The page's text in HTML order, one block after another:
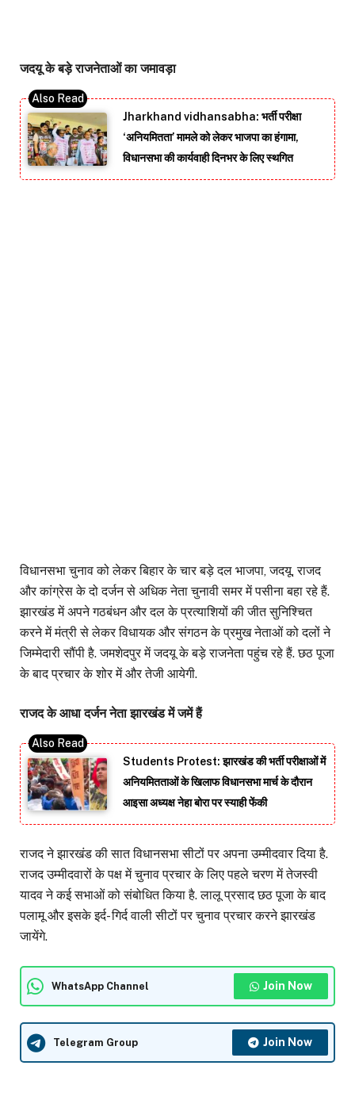
जदयू के बड़े राजनेताओं का जमावड़ा
Jharkhand vidhansabha: भर्ती परीक्षा
‘अनियमितता’ मामले को लेकर भाजपा का हंगामा,
विधानसभा की कार्यवाही दिनभर के लिए स्थगित
विधानसभा चुनाव को लेकर बिहार के चार बड़े दल भाजपा, जदयू, राजद
और कांग्रेस के दो दर्जन से अधिक नेता चुनावी समर में पसीना बहा रहे हैं.
झारखंड में अपने गठबंधन और दल के प्रत्याशियों की जीत सुनिश्चित
करने में मंत्री से लेकर विधायक और संगठन के प्रमुख नेताओं को दलों ने
जिम्मेदारी सौंपी है. जमशेदपुर में जदयू के बड़े राजनेता पहुंच रहे हैं. छठ पूजा
के बाद प्रचार के शोर में और तेजी आयेगी.
राजद के आधा दर्जन नेता झारखंड में जमें हैं
Students Protest: झारखंड की भर्ती परीक्षाओं में
अनियमितताओं के खिलाफ विधानसभा मार्च के दौरान
आइसा अध्यक्ष नेहा बोरा पर स्याही फेंकी
राजद ने झारखंड की सात विधानसभा सीटों पर अपना उम्मीदवार दिया है.
राजद उम्मीदवारों के पक्ष में चुनाव प्रचार के लिए पहले चरण में तेजस्वी
यादव ने कई सभाओं को संबोधित किया है. लालू प्रसाद छठ पूजा के बाद
पलामू और इसके इर्द- गिर्द वाली सीटों पर चुनाव प्रचार करने झारखंड
जायेंगे.
WhatsApp Channel Join Now
Telegram Group Join Now